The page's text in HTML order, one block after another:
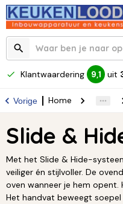
Klantwaardering 9,1 uit
Vorige Home
Slide &
Met het Slide & Hide-
veiliger én stijlvoller. De
oven wanneer je hem opent.
Het handvat beweegt